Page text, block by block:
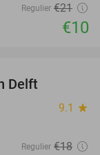
Regulier €21
€10
Delft
9.1 star
Regulier €18